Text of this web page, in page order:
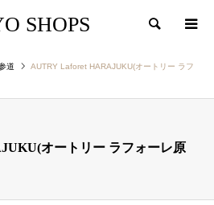
SHOPS 検索
道
AUTRY Laforet HARAJUKU(オートリー ラフ
オートリー ラフォーレ原